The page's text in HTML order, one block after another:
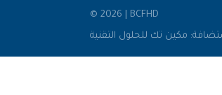
© 2026 | BCFHD